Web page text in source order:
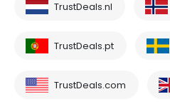
TrustDeals.nl
TrustDeals.pt
TrustDeals.com